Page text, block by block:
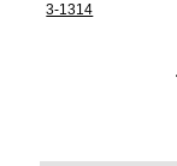
3-1314